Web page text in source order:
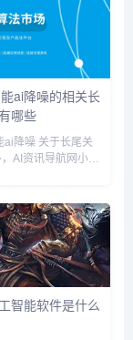
悔,人
,ai...
ai降噪的相关长
哪些
于长尾关
AI资讯导航网小编
这些： 人工智
智能软件是什么